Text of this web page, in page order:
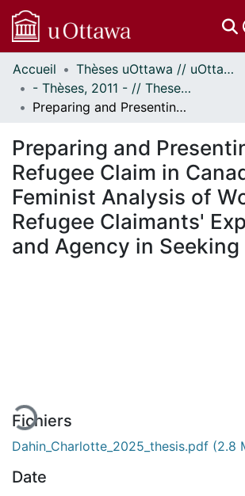
Communautés
et collections
Parcourir
À propos
Accueil
Thèses uOttawa // uOttawa Theses
- Thèses, 2011 - // Theses, 2011 -
Preparing and Presenting a Refugee Claim in Canada: A Feminist Analysis of Women Refugee Claimants' Experiences and Agency in Seeking Asylum
Preparing and
Refugee Claim in
Feminist Analysis of
Refugee Claimants'
and Agency in
Fichiers
Dahin_Charlotte_2025_thesis.pdf (2.8
Date